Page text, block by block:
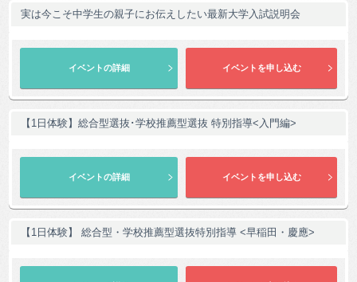
実は今こそ中学生の親子にお伝えしたい最新大学入試説明会
【1日体験】総合型選抜･学校推薦型選抜 特別指導<入門編>
【1日体験】 総合型・学校推薦型選抜特別指導 <早稲田・慶應>